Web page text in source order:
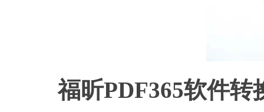
福昕PDF365软件转